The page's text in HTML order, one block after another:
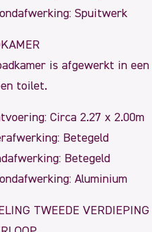
Spuitwerk
is afgewerkt in
toilet.
Circa 2.27 x 2.00m
Betegeld
Betegeld
Aluminium
TWEEDE VERDIEPING